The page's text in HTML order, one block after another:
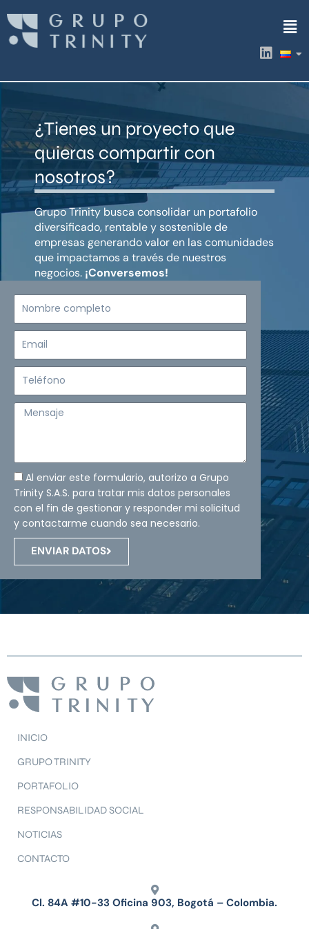
contenido
L
i
k
i
¿Tienes un proyecto que
quieras compartir con
nosotros?
Grupo Trinity busca consolidar un portafolio
diversificado, rentable y sostenible de
empresas generando valor en las comunidades
que impactamos a través de nuestros
negocios. ¡Conversemos!
Mensaje
Al enviar este formulario, autorizo a Grupo
Trinity S.A.S. para tratar mis datos personales
con el fin de gestionar y responder mi solicitud
y contactarme cuando sea necesario.
ENVIAR DATOS
INICIO
GRUPO TRINITY
PORTAFOLIO
RESPONSABILIDAD SOCIAL
NOTICIAS
CONTACTO
Cl. 84A #10-33 Oficina 903, Bogotá – Colombia.